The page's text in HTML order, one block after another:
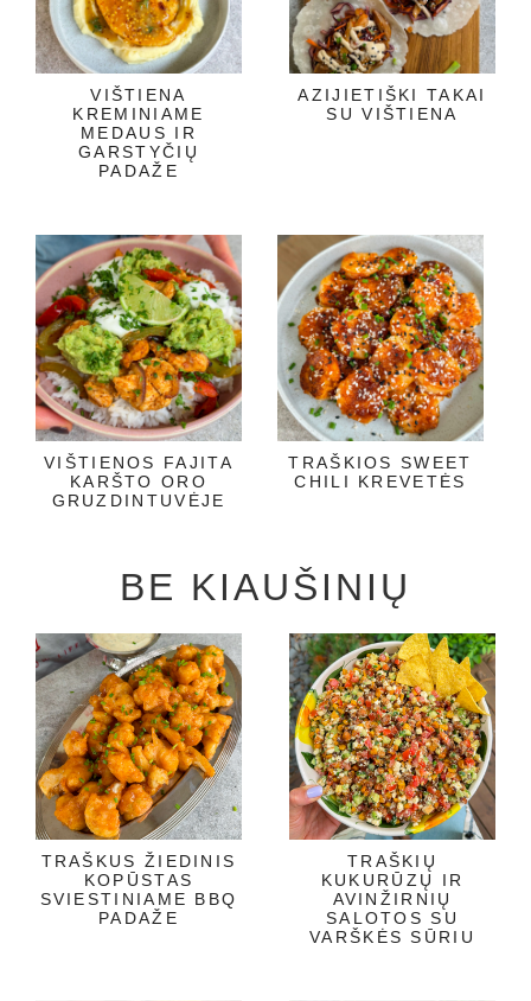
VIŠTIENA
KREMINIAME
MEDAUS IR
GARSTYČIŲ
PADAŽE
AZIJIETIŠKI TAKAI
SU VIŠTIENA
VIŠTIENOS FAJITA
KARŠTO ORO
GRUZDINTUVĖJE
TRAŠKIOS SWEET
CHILI KREVETĖS
BE KIAUŠINIŲ
TRAŠKUS ŽIEDINIS
KOPŪSTAS
SVIESTINIAME BBQ
PADAŽE
TRAŠKIŲ
KUKURŪZŲ IR
AVINŽIRNIŲ
SALOTOS SU
VARŠKĖS SŪRIU